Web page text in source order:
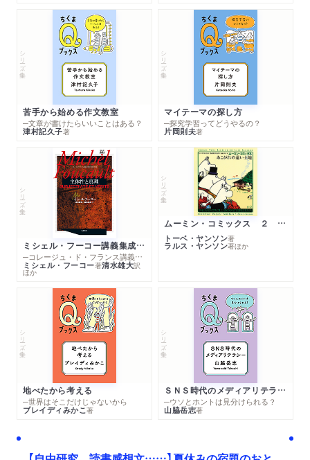
シリーズ・全集
苦手から始める作文教室
─文章が書けたらいいことはある？
津村記久子著
シリーズ・全集
マイテーマの探し方
─探究学習ってどうやるの？
片岡則夫著
シリーズ・全集
ミシェル・フーコー講義集成１０ 主体性と真理
─コレージュ・ド・フランス講義１９８０－１９８１年度
ミシェル・フーコー著清水雄大訳
ほか
シリーズ・全集
ムーミン・コミックス ２ あこがれの遠い土地
トーベ・ヤンソン著
ラルス・ヤンソン著ほか
シリーズ・全集
地べたから考える
─世界はそこだけじゃないから
ブレイディみかこ著
シリーズ・全集
ＳＮＳ時代のメディアリテラシー
─ウソとホントは見分けられる？
山脇岳志著